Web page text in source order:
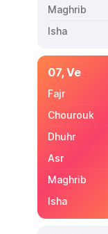
07, Ve